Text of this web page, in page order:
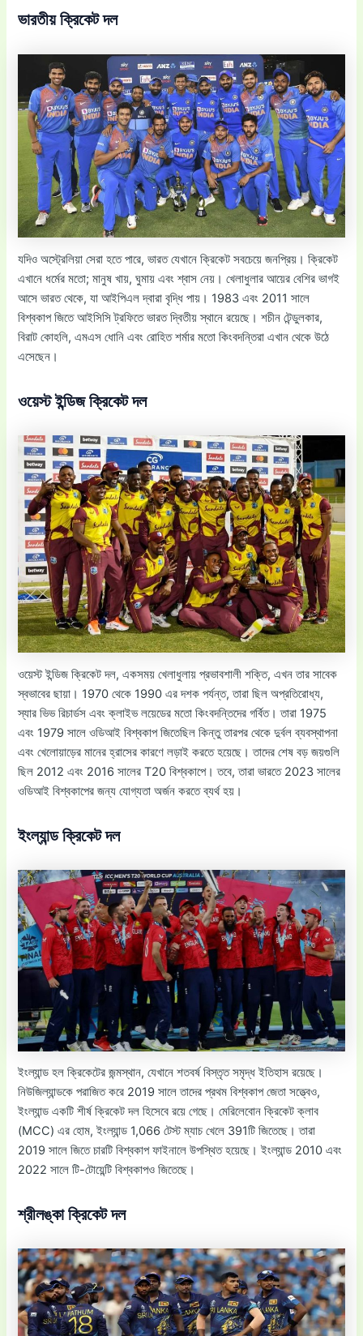
ভারতীয় ক্রিকেট দল
যদিও অস্ট্রেলিয়া সেরা হতে পারে, ভারত যেখানে ক্রিকেট সবচেয়ে জনপ্রিয়। ক্রিকেট
এখানে ধর্মের মতো; মানুষ খায়, ঘুমায় এবং শ্বাস নেয়। খেলাধুলার আয়ের বেশির ভাগই
আসে ভারত থেকে, যা আইপিএল দ্বারা বৃদ্ধি পায়। 1983 এবং 2011 সালে
বিশ্বকাপ জিতে আইসিসি ট্রফিতে ভারত দ্বিতীয় স্থানে রয়েছে। শচীন টেন্ডুলকার,
বিরাট কোহলি, এমএস ধোনি এবং রোহিত শর্মার মতো কিংবদন্তিরা এখান থেকে উঠে
এসেছেন।
ওয়েস্ট ইন্ডিজ ক্রিকেট দল
ওয়েস্ট ইন্ডিজ ক্রিকেট দল, একসময় খেলাধুলায় প্রভাবশালী শক্তি, এখন তার সাবেক
স্বভাবের ছায়া। 1970 থেকে 1990 এর দশক পর্যন্ত, তারা ছিল অপ্রতিরোধ্য,
স্যার ভিভ রিচার্ডস এবং ক্লাইভ লয়েডের মতো কিংবদন্তিদের গর্বিত। তারা 1975
এবং 1979 সালে ওডিআই বিশ্বকাপ জিতেছিল কিন্তু তারপর থেকে দুর্বল ব্যবস্থাপনা
এবং খেলোয়াড়ের মানের হ্রাসের কারণে লড়াই করতে হয়েছে। তাদের শেষ বড় জয়গুলি
ছিল 2012 এবং 2016 সালের T20 বিশ্বকাপে। তবে, তারা ভারতে 2023 সালের
ওডিআই বিশ্বকাপের জন্য যোগ্যতা অর্জন করতে ব্যর্থ হয়।
ইংল্যান্ড ক্রিকেট দল
ইংল্যান্ড হল ক্রিকেটের জন্মস্থান, যেখানে শতবর্ষ বিস্তৃত সমৃদ্ধ ইতিহাস রয়েছে।
নিউজিল্যান্ডকে পরাজিত করে 2019 সালে তাদের প্রথম বিশ্বকাপ জেতা সত্ত্বেও,
ইংল্যান্ড একটি শীর্ষ ক্রিকেট দল হিসেবে রয়ে গেছে। মেরিলেবোন ক্রিকেট ক্লাব
(MCC) এর হোম, ইংল্যান্ড 1,066 টেস্ট ম্যাচ খেলে 391টি জিতেছে। তারা
2019 সালে জিতে চারটি বিশ্বকাপ ফাইনালে উপস্থিত হয়েছে। ইংল্যান্ড 2010 এবং
2022 সালে টি-টোয়েন্টি বিশ্বকাপও জিতেছে।
শ্রীলঙ্কা ক্রিকেট দল